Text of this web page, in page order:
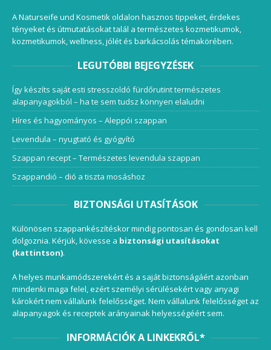
A Naturseife und Kosmetik oldalon hasznos tippeket, érdekes
tényeket és útmutatásokat talál a természetes kozmetikumok,
kozmetikumok, wellness, jólét és barkácsolás témakörében.
LEGUTÓBBI BEJEGYZÉSEK
Így készíts saját esti stresszoldó fürdőrutint természetes
alapanyagokból – ha te sem tudsz könnyen elaludni
Híres és hagyományos – Aleppói szappan
Levendula – nyugtató és gyógyító
Szappan recept – Természetes levendula szappan
Szappandió – dió a tiszta mosáshoz
BIZTONSÁGI UTASÍTÁSOK
Különösen szappankészítéskor mindig pontosan és gondosan kell
dolgoznia. Kérjük, kövesse a biztonsági utasításokat
(kattintson).
A helyes munkamódszerekért és a saját biztonságáért azonban
mindenki maga felel, ezért személyi sérülésekért vagy anyagi
károkért nem vállalunk felelősséget. Nem vállalunk felelősséget az
alapanyagok és receptek arányainak helyességéért sem.
INFORMÁCIÓK A LINKEKRŐL*